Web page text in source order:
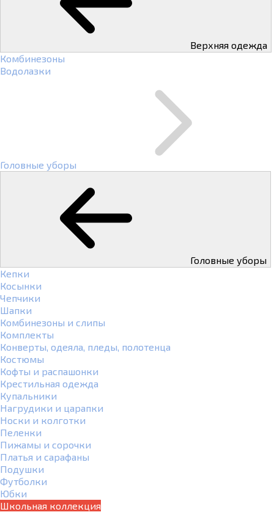
Верхняя одежда
Комбинезоны
Водолазки
Головные уборы
Головные уборы
Кепки
Косынки
Чепчики
Шапки
Комбинезоны и слипы
Комплекты
Конверты, одеяла, пледы, полотенца
Костюмы
Кофты и распашонки
Крестильная одежда
Купальники
Нагрудики и царапки
Носки и колготки
Пеленки
Пижамы и сорочки
Платья и сарафаны
Подушки
Футболки
Юбки
Школьная коллекция